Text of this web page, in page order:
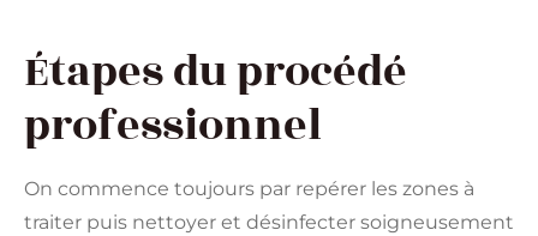
Étapes du procédé
professionnel
On commence toujours par repérer les zones à
traiter puis nettoyer et désinfecter soigneusement